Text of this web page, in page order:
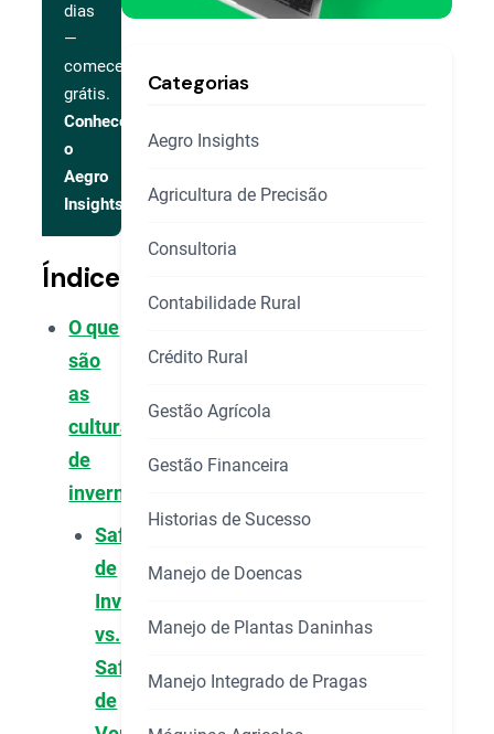
dias
—
comece
grátis.
Conhecer
o
Aegro
Insights
Índice
O que
são
as
culturas
de
inverno?
Safra
de
Inverno
vs.
Safra
de
Categorias
Aegro Insights
Agricultura de Precisão
Consultoria
Contabilidade Rural
Crédito Rural
Gestão Agrícola
Gestão Financeira
Historias de Sucesso
Manejo de Doencas
Manejo de Plantas Daninhas
Manejo Integrado de Pragas